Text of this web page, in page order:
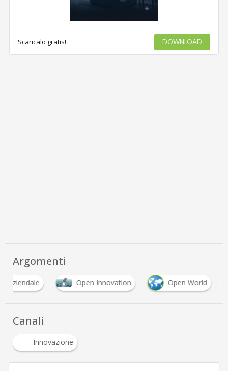
Scaricalo gratis! DOWNLOAD
Argomenti
aziendale Open Innovation Open World
Canali
Innovazione